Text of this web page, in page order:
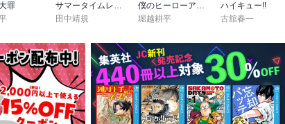
罪
サマータイムレンダ
田中靖規
僕のヒーローアカデミア
堀越耕平
ハイキュー!!
古舘春一